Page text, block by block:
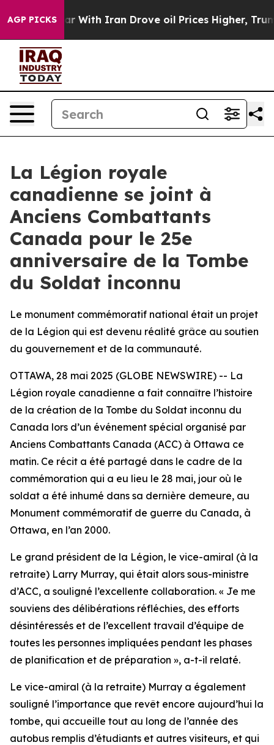
AGP PICKS
war With Iran Drove oil Prices Higher, Trump
La Légion royale
canadienne se joint à
Anciens Combattants
Canada pour le 25e
anniversaire de la Tombe
du Soldat inconnu
Le monument commémoratif national était un projet
de la Légion qui est devenu réalité grâce au soutien
du gouvernement et de la communauté.
OTTAWA, 28 mai 2025 (GLOBE NEWSWIRE) -- La
Légion royale canadienne a fait connaître l’histoire
de la création de la Tombe du Soldat inconnu du
Canada lors d’un événement spécial organisé par
Anciens Combattants Canada (ACC) à Ottawa ce
matin. Ce récit a été partagé dans le cadre de la
commémoration qui a eu lieu le 28 mai, jour où le
soldat a été inhumé dans sa dernière demeure, au
Monument commémoratif de guerre du Canada, à
Ottawa, en l’an 2000.
Le grand président de la Légion, le vice-amiral (à la
retraite) Larry Murray, qui était alors sous-ministre
d’ACC, a souligné l’excellente collaboration. « Je me
souviens des délibérations réfléchies, des efforts
désintéressés et de l’excellent travail d’équipe de
toutes les personnes impliquées pendant les phases
de planification et de préparation », a-t-il relaté.
Le vice-amiral (à la retraite) Murray a également
souligné l’importance que revêt encore aujourd’hui la
tombe, qui accueille tout au long de l’année des
autobus remplis d’étudiants et autres visiteurs, et qui